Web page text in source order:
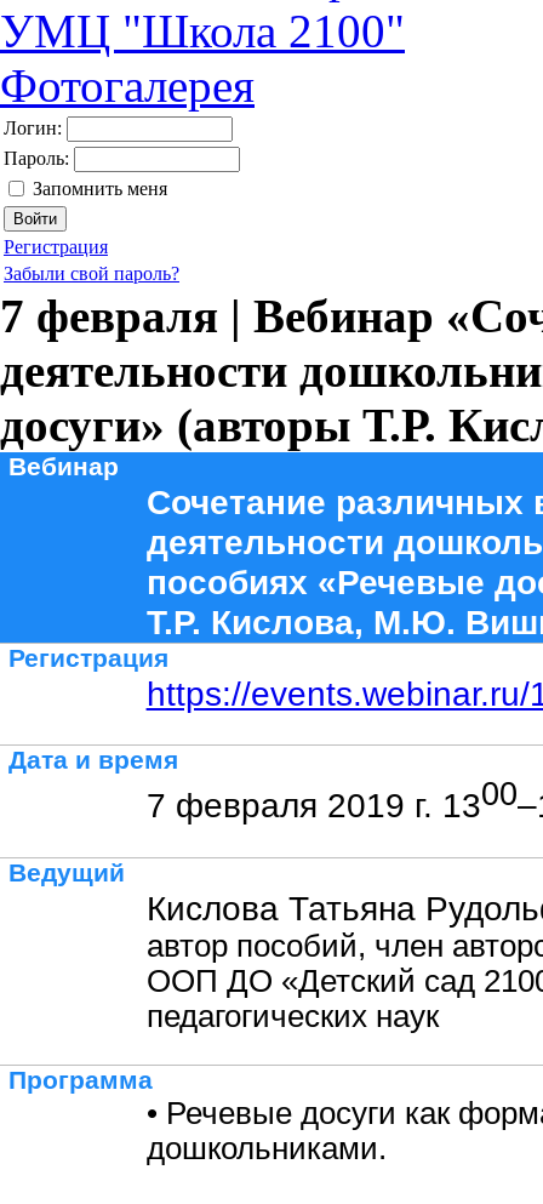
УМЦ "Школа 2100"
Фотогалерея
Логин:
Пароль:
Запомнить меня
Регистрация
Забыли свой пароль?
7 февраля | Вебинар
деятельности
досуги» (авторы Т.Р.
Вебинар
Сочетание различных
деятельности
пособиях «Речевые
Т.Р. Кислова, М.Ю.
Регистрация
https://
Дата и время
7 февраля 2019 г. 1300
Ведущий
Кислова Татьяна
автор пособий, член
ООП ДО «Детский сад
педагогических наук
Программа
• Речевые досуги как
дошкольниками.